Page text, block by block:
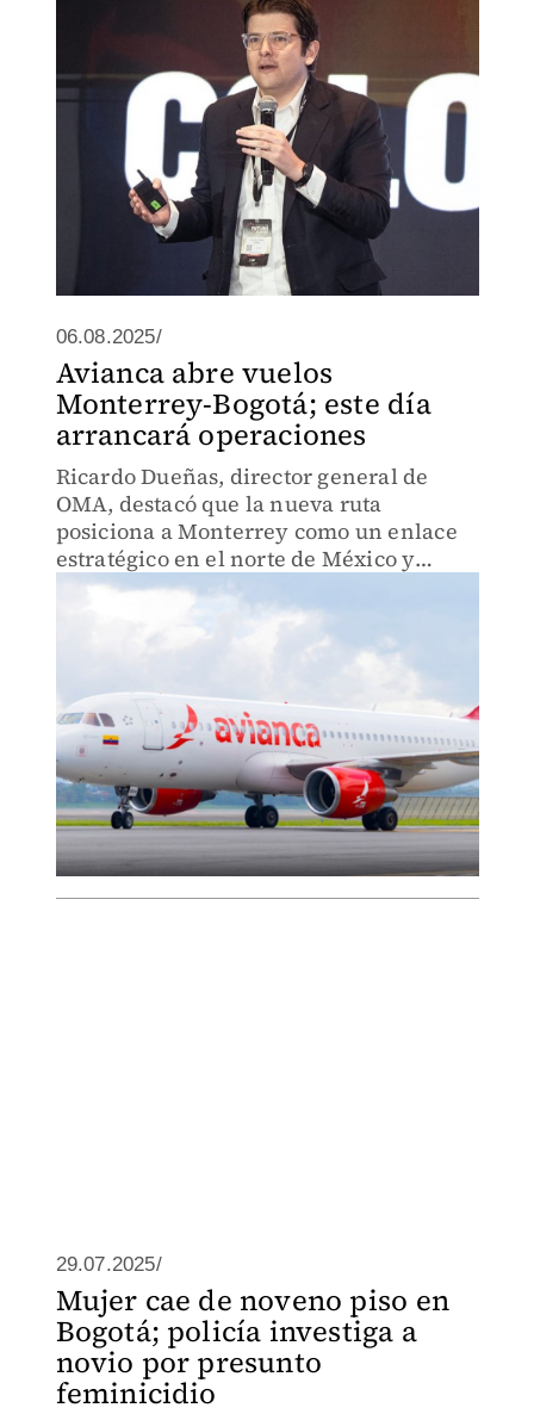
06.08.2025/
Avianca abre vuelos
Monterrey-Bogotá; este día
arrancará operaciones
Ricardo Dueñas, director general de
OMA, destacó que la nueva ruta
posiciona a Monterrey como un enlace
estratégico en el norte de México y
América Latina.
29.07.2025/
Mujer cae de noveno piso en
Bogotá; policía investiga a
novio por presunto
feminicidio